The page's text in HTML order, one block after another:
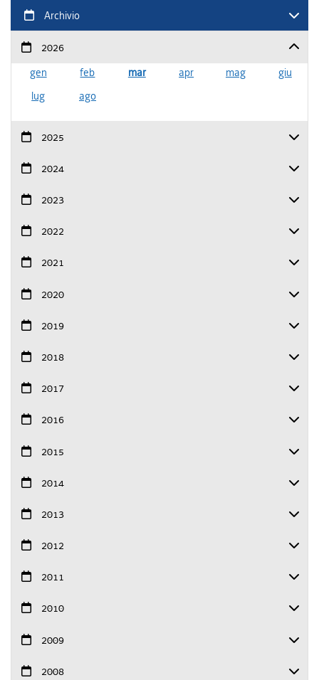
Archivio
2026
gen
feb mar apr mag
giu
lug
ago
2025
2024
2023
2022
2021
2020
2019
2018
2017
2016
2015
2014
2013
2012
2011
2010
2009
2008